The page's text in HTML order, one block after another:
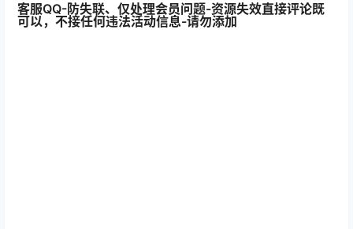
客服QQ-防失联、仅处理会员问题-资源失效直接评论既
可以，不接任何违法活动信息-请勿添加